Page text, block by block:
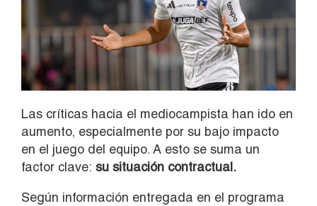
Las críticas hacia el mediocampista han ido en
aumento, especialmente por su bajo impacto
en el juego del equipo. A esto se suma un
factor clave: su situación contractual.
Según información entregada en el programa